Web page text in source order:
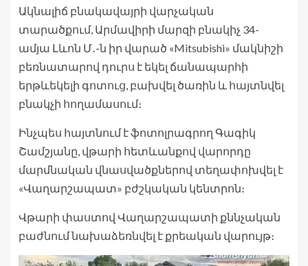
Ակնալիճ բնակավայրի վարչական
տարածքում, Արմավիրի մարզի բնակիչ 34-
ամյա Լևոն Մ․-ն իր վարած «Mitsubishi» մակնիշի
բեռնատարով դուրս է եկել ճանապարհի
երթևեկելի գոտուց, բախվել ծառին և հայտնվել
բնակչի հողամասում։
Ինչպես հայտնում է ֆոտոլրագրող Գագիկ
Շամշյանը, վթարի հետևանքով վարորդը
մարմնական վնասվածքներով տեղափոխվել է
«Վաղարշապատ» բժշկական կենտրոն։
Վթարի փաստով Վաղարշապատի քննչական
բաժնում նախաձեռնվել է քրեական վարույթ։